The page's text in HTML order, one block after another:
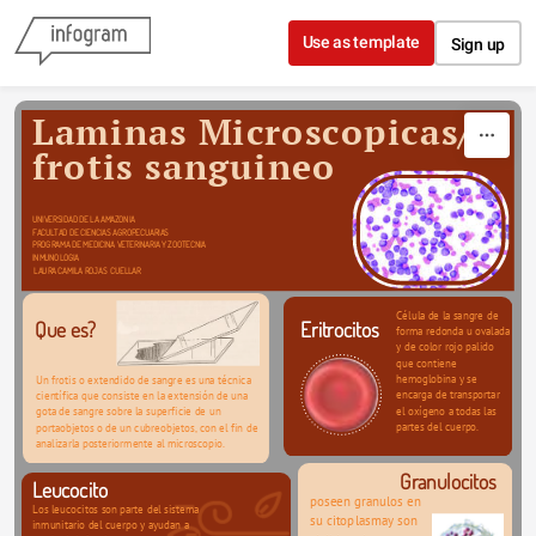
Skip to content
Use as template Sign up
Laminas Microscopicas/
frotis sanguineo
UNIVERSIDAD DE LA AMAZONIA
FACULTAD DE CIENCIAS AGROPECUARIAS
PROGRAMA DE MEDICINA VETERINARIA Y ZOOTECNIA
INMUNOLOGIA
LAURA CAMILA ROJAS  CUELLAR
Célula de la sangre de
forma redonda u ovalada
y de color rojo palido
que contiene
hemoglobina y se
encarga de transportar
el oxígeno a todas las
partes del cuerpo.
Que es? Eritrocitos
Un frotis o extendido de sangre es una técnica
científica que consiste en la extensión de una
gota de sangre sobre la superficie de un
portaobjetos o de un cubreobjetos, con el fin de
analizarla posteriormente al microscopio.
Granulocitos
Leucocito
poseen granulos en
su citoplasmay son
Los leucocitos son parte del sistema
inmunitario del cuerpo y ayudan a